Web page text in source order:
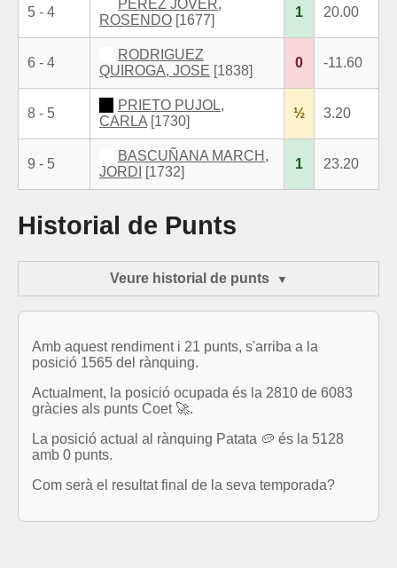
5 - 4
PÉREZ JOVER,
ROSENDO [1677]
1 20.00
6 - 4
RODRIGUEZ
QUIROGA, JOSE [1838]
0 -11.60
8 - 5
PRIETO PUJOL,
CARLA [1730]
½ 3.20
9 - 5
BASCUÑANA MARCH,
JORDI
[1732]
1 23.20
Historial de Punts
Veure historial de punts
Amb aquest rendiment i 21 punts, s'arriba a la
posició 1565 del rànquing.
Actualment, la posició ocupada és la 2810 de 6083
gràcies als punts Coet 🚀.
La posició actual al rànquing Patata 🥔 és la 5128
amb 0 punts.
Com serà el resultat final de la seva temporada?